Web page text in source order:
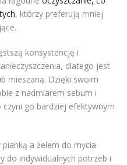
, którzy preferują mniej
konsystencję i
dlatego jest
mieszaną. Dzięki swoim
z nadmiarem sebum i
czyni go bardziej efektywnym
a żelem do mycia
do indywidualnych potrzeb i